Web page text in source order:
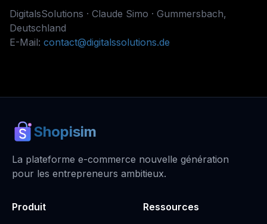
DigitalsSolutions · Claude Simo · Gummersbach,
Deutschland
E-Mail: contact@digitalssolutions.de
Shopisim
La plateforme e-commerce nouvelle génération
pour les entrepreneurs ambitieux.
Produit
Ressources